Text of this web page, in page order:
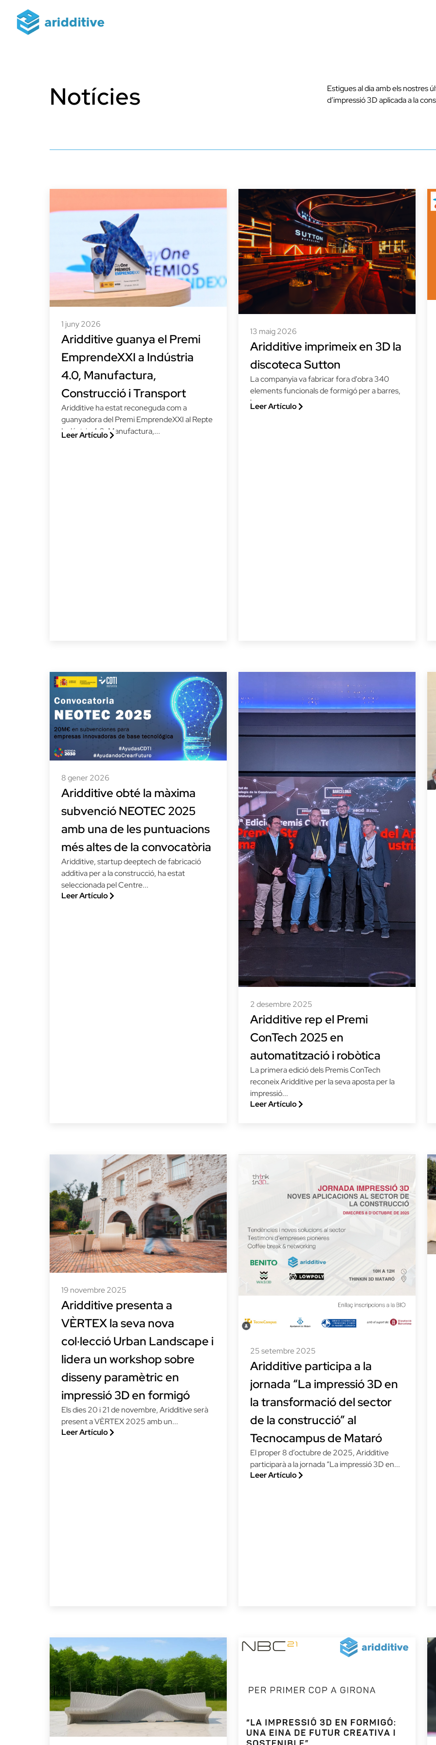
Notícies
Estigues al dia amb els nostres
d’impressió 3D aplicada a la
1 juny 2026
Aridditive guanya el Premi
EmprendeXXI a Indústria
4.0, Manufactura,
Construcció i Transport
Aridditive ha estat reconeguda com a
guanyadora del Premi EmprendeXXI al Repte
Indústria 4.0, Manufactura,...
Leer Artículo
13 maig 2026
Aridditive imprimeix en 3D la
discoteca Sutton
La companyia va fabricar fora d'obra 340
elements funcionals de formigó per a barres,
bancs,...
Leer Artículo
8 gener 2026
Aridditive obté la màxima
subvenció NEOTEC 2025
amb una de les puntuacions
més altes de la convocatòria
Aridditive, startup deeptech de fabricació
additiva per a la construcció, ha estat
seleccionada pel Centre...
Leer Artículo
2 desembre 2025
Aridditive rep el Premi
ConTech 2025 en
automatització i robòtica
La primera edició dels Premis ConTech
reconeix Aridditive per la seva aposta per la
impressió...
Leer Artículo
19 novembre 2025
Aridditive presenta a
VÈRTEX la seva nova
col·lecció Urban Landscape i
lidera un workshop sobre
disseny paramètric en
impressió 3D en formigó
Els dies 20 i 21 de novembre, Aridditive serà
present a VÈRTEX 2025 amb un...
Leer Artículo
25 setembre 2025
Aridditive participa a la
jornada “La impressió 3D en
la transformació del sector
de la construcció” al
Tecnocampus de Mataró
El proper 8 d’octubre de 2025, Aridditive
participarà a la jornada “La impressió 3D en...
Leer Artículo